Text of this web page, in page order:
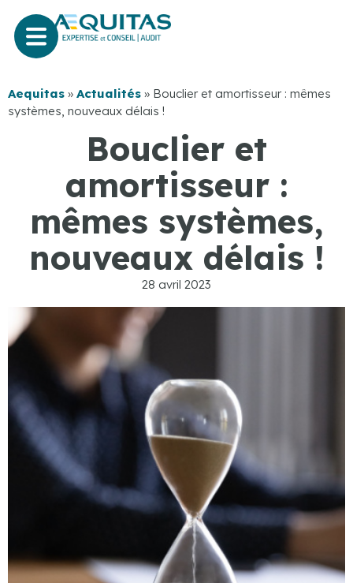
Aequitas » Actualités » Bouclier et amortisseur : mêmes
systèmes, nouveaux délais !
Bouclier et
amortisseur :
mêmes systèmes,
nouveaux délais !
28 avril 2023